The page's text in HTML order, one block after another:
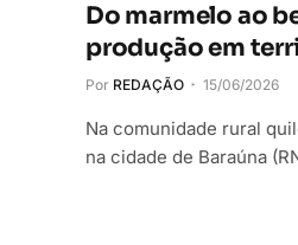
Do marmelo ao
produção em
Por REDAÇÃO 15/06/2026
Na comunidade rural
na cidade de Baraúna